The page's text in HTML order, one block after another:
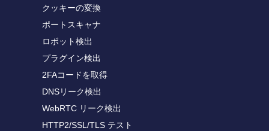
クッキーの変換
ポートスキャナ
ロボット検出
プラグイン検出
2FAコードを取得
DNSリーク検出
WebRTC リーク検出
HTTP2/SSL/TLS テスト